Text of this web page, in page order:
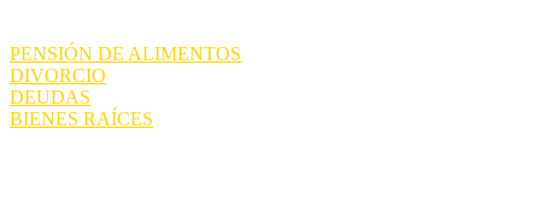
PENSIÓN DE ALIMENTOS
DIVORCIO
DEUDAS
BIENES RAÍCES